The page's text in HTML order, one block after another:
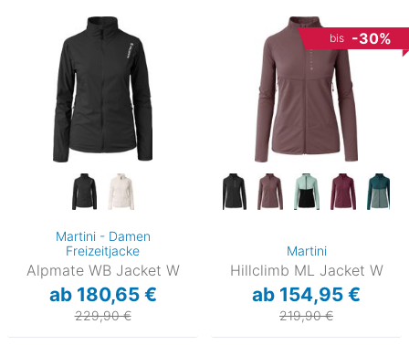
Martini - Damen
Freizeitjacke
Alpmate WB Jacket W
ab 180,65 €
229,90 €
bis -30%
Martini
Hillclimb ML Jacket W
ab 154,95 €
219,90 €